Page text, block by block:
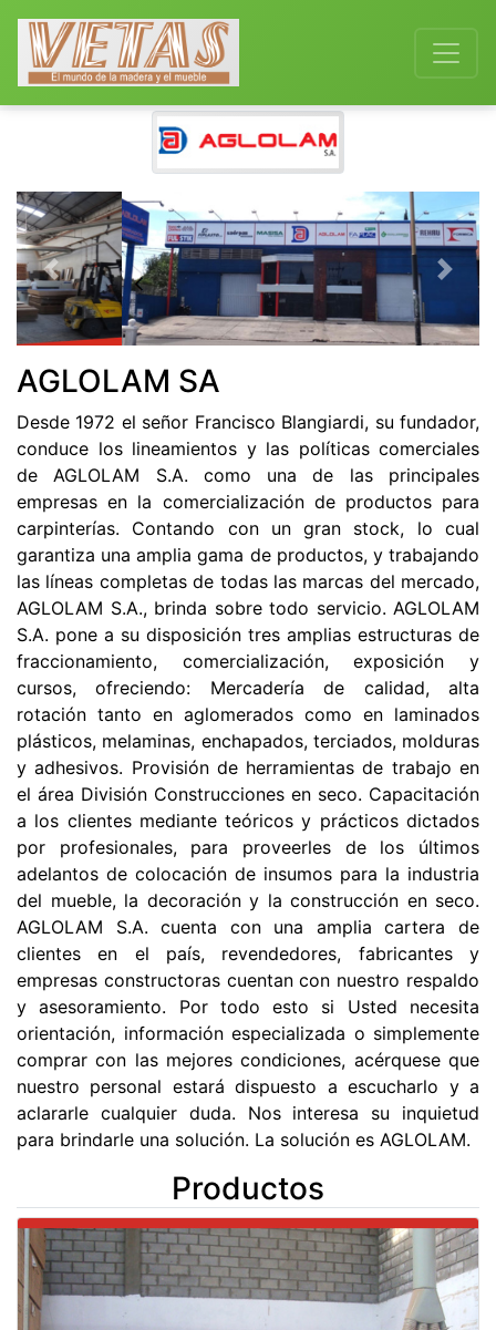
Previous Next
AGLOLAM SA
Desde 1972 el señor Francisco Blangiardi, su fundador,
conduce los lineamientos y las políticas comerciales
de AGLOLAM S.A. como una de las principales
empresas en la comercialización de productos para
carpinterías. Contando con un gran stock, lo cual
garantiza una amplia gama de productos, y trabajando
las líneas completas de todas las marcas del mercado,
AGLOLAM S.A., brinda sobre todo servicio. AGLOLAM
S.A. pone a su disposición tres amplias estructuras de
fraccionamiento, comercialización, exposición y
cursos, ofreciendo: Mercadería de calidad, alta
rotación tanto en aglomerados como en laminados
plásticos, melaminas, enchapados, terciados, molduras
y adhesivos. Provisión de herramientas de trabajo en
el área División Construcciones en seco. Capacitación
a los clientes mediante teóricos y prácticos dictados
por profesionales, para proveerles de los últimos
adelantos de colocación de insumos para la industria
del mueble, la decoración y la construcción en seco.
AGLOLAM S.A. cuenta con una amplia cartera de
clientes en el país, revendedores, fabricantes y
empresas constructoras cuentan con nuestro respaldo
y asesoramiento. Por todo esto si Usted necesita
orientación, información especializada o simplemente
comprar con las mejores condiciones, acérquese que
nuestro personal estará dispuesto a escucharlo y a
aclararle cualquier duda. Nos interesa su inquietud
para brindarle una solución. La solución es AGLOLAM.
Productos